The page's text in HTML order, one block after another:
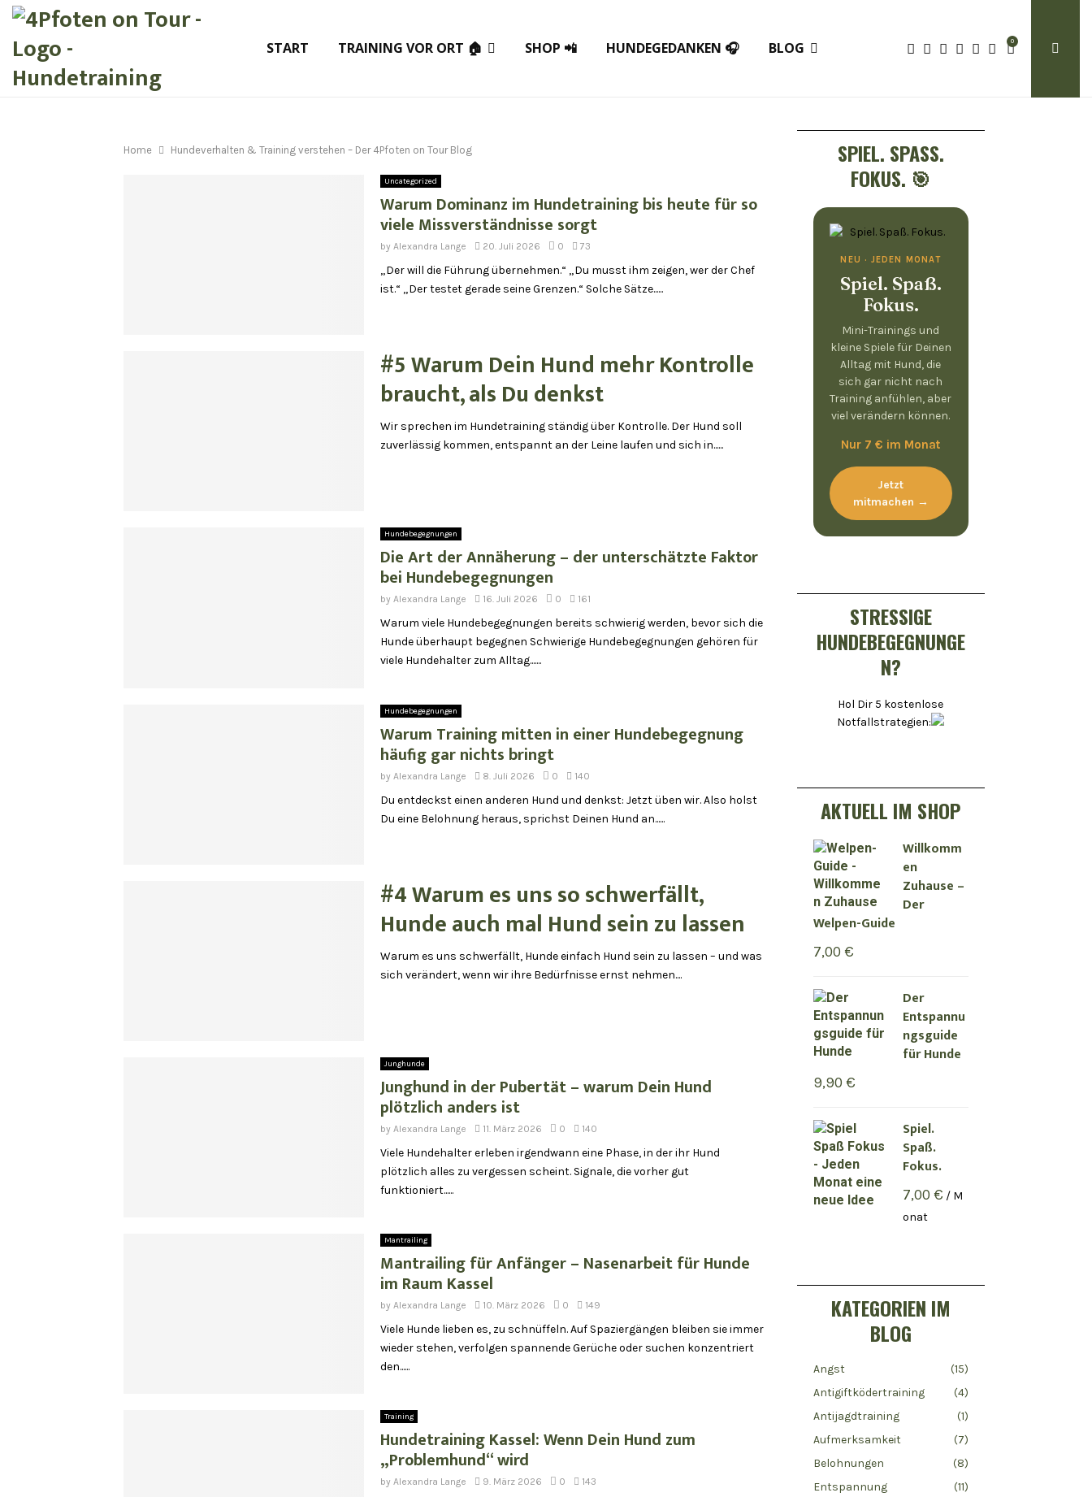
START TRAINING VOR ORT 🏠 SHOP 📲 HUNDEGEDANKEN 🎧 BLOG 0
Home Hundeverhalten & Training verstehen – Der 4Pfoten on Tour Blog
Uncategorized
Warum Dominanz im Hundetraining bis heute für so
viele Missverständnisse sorgt
by Alexandra Lange 20. Juli 2026 0 73
„Der will die Führung übernehmen.“ „Du musst ihm zeigen, wer der Chef
ist.“ „Der testet gerade seine Grenzen.“ Solche Sätze......
#5 Warum Dein Hund mehr Kontrolle
braucht, als Du denkst
Wir sprechen im Hundetraining ständig über Kontrolle. Der Hund soll
zuverlässig kommen, entspannt an der Leine laufen und sich in......
Hundebegegnungen
Die Art der Annäherung – der unterschätzte Faktor
bei Hundebegegnungen
by Alexandra Lange 16. Juli 2026 0 161
Warum viele Hundebegegnungen bereits schwierig werden, bevor sich die
Hunde überhaupt begegnen Schwierige Hundebegegnungen gehören für
viele Hundehalter zum Alltag.......
Hundebegegnungen
Warum Training mitten in einer Hundebegegnung
häufig gar nichts bringt
by Alexandra Lange 8. Juli 2026 0 140
Du entdeckst einen anderen Hund und denkst: Jetzt üben wir. Also holst
Du eine Belohnung heraus, sprichst Deinen Hund an......
#4 Warum es uns so schwerfällt,
Hunde auch mal Hund sein zu lassen
Warum es uns schwerfällt, Hunde einfach Hund sein zu lassen – und was
sich verändert, wenn wir ihre Bedürfnisse ernst nehmen....
Junghunde
Junghund in der Pubertät – warum Dein Hund
plötzlich anders ist
by Alexandra Lange 11. März 2026 0 140
Viele Hundehalter erleben irgendwann eine Phase, in der ihr Hund
plötzlich alles zu vergessen scheint. Signale, die vorher gut
funktioniert......
Mantrailing
Mantrailing für Anfänger – Nasenarbeit für Hunde
im Raum Kassel
by Alexandra Lange 10. März 2026 0 149
Viele Hunde lieben es, zu schnüffeln. Auf Spaziergängen bleiben sie immer
wieder stehen, verfolgen spannende Gerüche oder suchen konzentriert
den......
Training
Hundetraining Kassel: Wenn Dein Hund zum
„Problemhund“ wird
by Alexandra Lange 9. März 2026 0 143
SPIEL. SPASS. F
OKUS. 🎯
NEU · JEDEN MONAT
Spiel. Spaß.
Fokus.
Mini-Trainings und
kleine Spiele für Deinen
Alltag mit Hund, die
sich gar nicht nach
Training anfühlen, aber
viel verändern können.
Nur 7 € im Monat
Jetzt
mitmachen →
STRESSIGE
HUNDEBEGEGNUNGE
N?
Hol Dir 5 kostenlose
Notfallstrategien:
AKTUELL IM SHOP
Willkomm
en
Zuhause –
Der
Welpen-Guide
7,00 €
Der
Entspannu
ngsguide
für Hunde
9,90 €
Spiel.
Spaß.
Fokus.
7,00 € / M
onat
KATEGORIEN IM
BLOG
Angst
(15)
Antigiftködertraining
(4)
Antijagdtraining
(1)
Aufmerksamkeit
(7)
Belohnungen
(8)
Entspannung
(11)